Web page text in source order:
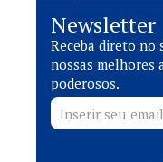
Newsletter
Receba direto no
nossas melhores
poderosos.